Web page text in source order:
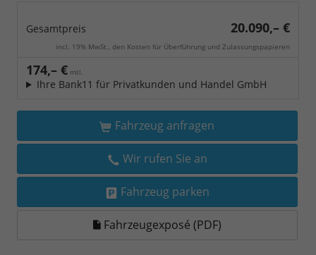
Gesamtpreis 20.090,– €
incl. 19% MwSt., den Kosten für Überführung und Zulassungspapieren
174,– € mtl.
Ihre Bank11 für Privatkunden und Handel GmbH
Fahrzeug anfragen
Wir rufen Sie an
Fahrzeug parken
Fahrzeugexposé (PDF)